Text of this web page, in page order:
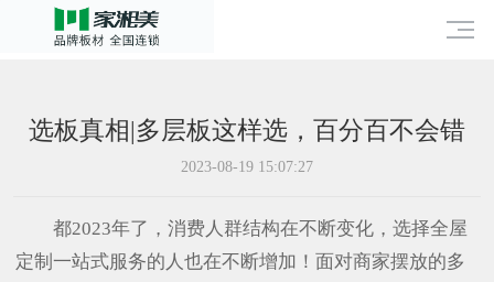
选板真相|多层板这样选，百分百不会错
2023-08-19 15:07:27
都2023年了，消费人群结构在不断变化，选择全屋
定制一站式服务的人也在不断增加！面对商家摆放的多